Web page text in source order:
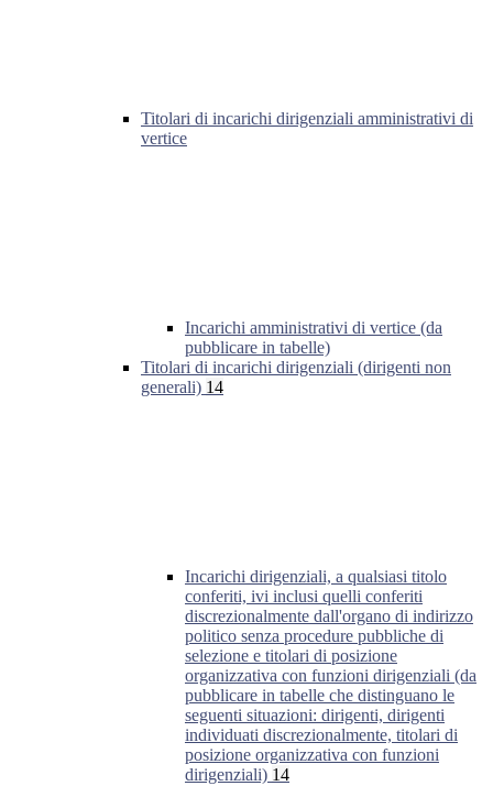
Titolari di incarichi dirigenziali amministrativi di
vertice
Incarichi amministrativi di vertice (da
pubblicare in tabelle)
Titolari di incarichi dirigenziali (dirigenti non
generali) 14
Incarichi dirigenziali, a qualsiasi titolo
conferiti, ivi inclusi quelli conferiti
discrezionalmente dall'organo di indirizzo
politico senza procedure pubbliche di
selezione e titolari di posizione
organizzativa con funzioni dirigenziali (da
pubblicare in tabelle che distinguano le
seguenti situazioni: dirigenti, dirigenti
individuati discrezionalmente, titolari di
posizione organizzativa con funzioni
dirigenziali) 14